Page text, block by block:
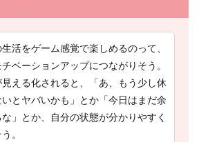
生活をゲーム感覚で楽しめるのって、
ベーションアップにつながりそう。
える化されると、「あ、もう少し休
とヤバいかも」とか「今日はまだ余
」とか、自分の状態が分かりやすく
。